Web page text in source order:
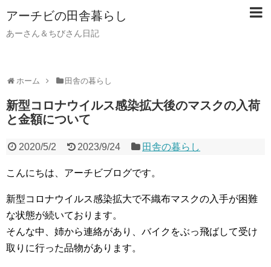
アーチビの田舎暮らし
あーさん＆ちびさん日記
ホーム 田舎の暮らし
新型コロナウイルス感染拡大後のマスクの入荷
と金額について
2020/5/2 2023/9/24 田舎の暮らし
こんにちは、アーチビブログです。
新型コロナウイルス感染拡大で不織布マスクの入手が困難
な状態が続いております。
そんな中、姉から連絡があり、バイクをぶっ飛ばして受け
取りに行った品物があります。